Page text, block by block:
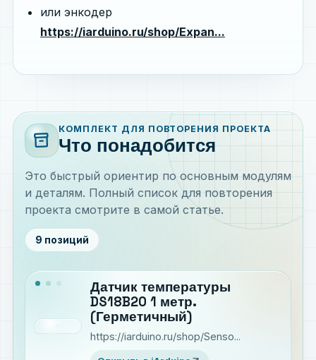
или энкодер
https://iarduino.ru/shop/Expan...
inventory_2
КОМПЛЕКТ ДЛЯ ПОВТОРЕНИЯ ПРОЕКТА
Что понадобится
Это быстрый ориентир по основным модулям
и деталям. Полный список для повторения
проекта смотрите в самой статье.
9 позиций
Датчик температуры
DS18B20 1 метр.
(Герметичный)
https://iarduino.ru/shop/Senso...